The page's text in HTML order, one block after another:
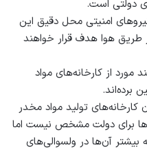
دولتی است.
امنیتی محل دقیق این
طریق هوا هدف قرار خواهند
مورد از کارخانه‌های مواد
برده‌اند.
تولید مواد مخدر
برای دولت مشخص نیست اما
بیشتر آن‌ها در ولسوالی‌های